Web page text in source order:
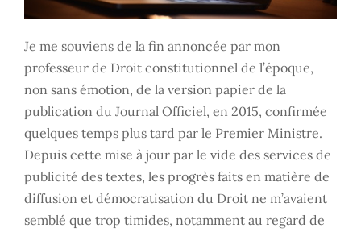
Je me souviens de la fin annoncée par mon
professeur de Droit constitutionnel de l’époque,
non sans émotion, de la version papier de la
publication du Journal Officiel, en 2015, confirmée
quelques temps plus tard par le Premier Ministre.
Depuis cette mise à jour par le vide des services de
publicité des textes, les progrès faits en matière de
diffusion et démocratisation du Droit ne m’avaient
semblé que trop timides, notamment au regard de